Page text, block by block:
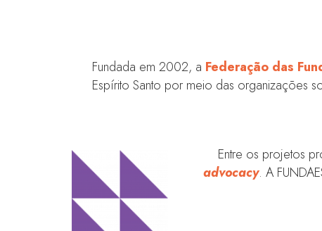
Fundada em 2002, a Federação das
Espírito Santo por meio das organizações
Entre os projetos
advocacy. A